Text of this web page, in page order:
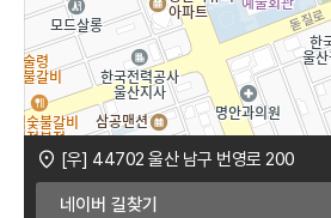
주소
울산 남구 번영로 200
[우] 44702 울산 남구 번영로 200
네이버 길찾기